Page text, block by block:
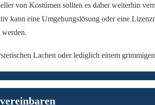
von Kostümen sollten es daher weiterhin
kann eine Umgehungslösung oder eine
werden.
Lachen oder lediglich einem